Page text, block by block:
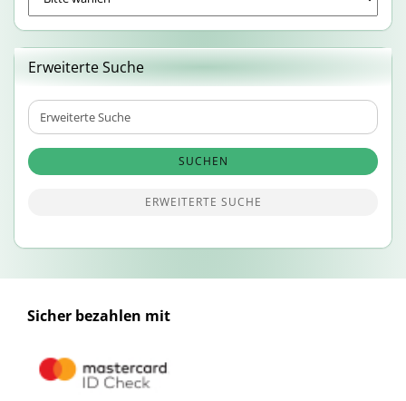
Erweiterte Suche
Erweiterte
Suche
SUCHEN
ERWEITERTE SUCHE
Sicher bezahlen mit